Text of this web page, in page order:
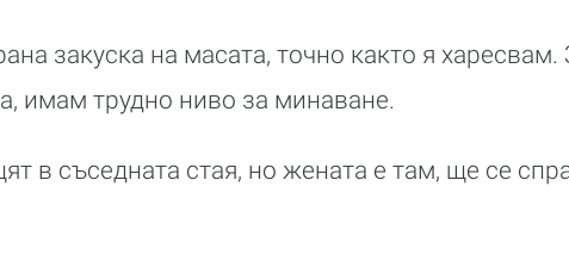
закуска на масата, точно както я харесвам.
имам трудно ниво за минаване.
в съседната стая, но жената е там, ще се